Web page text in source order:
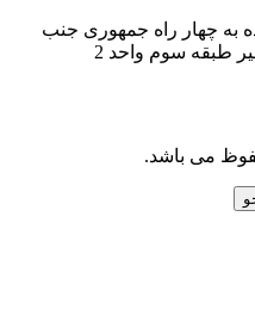
به چهار راه جمهوری جنب
می باشد.